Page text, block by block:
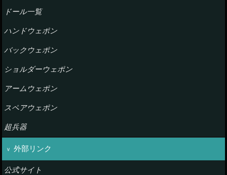
ドール一覧
ハンドウェポン
バックウェポン
ショルダーウェポン
アームウェポン
スペアウェポン
超兵器
外部リンク
公式サイト